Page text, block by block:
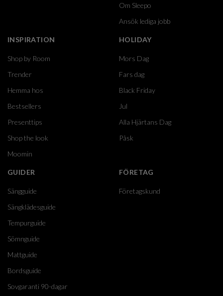
Om Sleepo
Ansök lediga jobb
INSPIRATION
Shop by Room
Trender
Hemma hos
Bestsellers
Presenttips
Shop the look
Moomin
HOLIDAY
Mors Dag
Fars dag
Black Friday
Jul
Alla Hjärtans Dag
Påsk
GUIDER
Sängguide
Sängklädesguide
Tempurguide
Sömnguide
Mattguide
Bordsguide
Sovgaranti 90-dagar
FÖRETAG
Företagskund